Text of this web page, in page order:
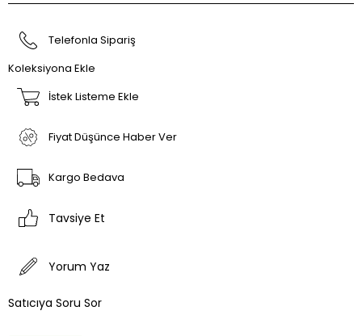
Telefonla Sipariş
Koleksiyona Ekle
İstek Listeme Ekle
Fiyat Düşünce Haber Ver
Kargo Bedava
Tavsiye Et
Yorum Yaz
Satıcıya Soru Sor